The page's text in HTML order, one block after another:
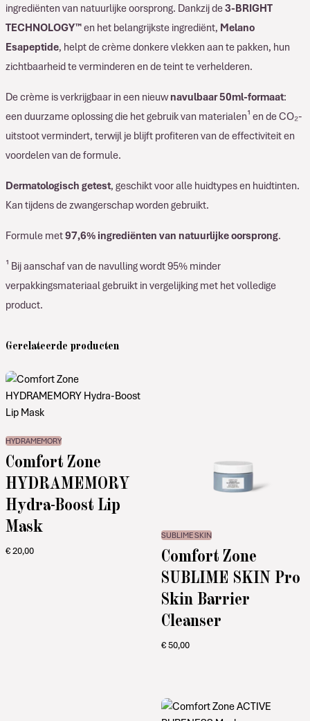
ingrediënten van natuurlijke oorsprong. Dankzij de3-BRIGHT
TECHNOLOGY™en het belangrijkste ingrediënt, Melano
Esapeptide, helpt de crème donkere vlekken aan te pakken, hun
zichtbaarheid te verminderen en de teint te verhelderen.
De crème is verkrijgbaar in een nieuwnavulbaar 50ml-formaat:
een duurzame oplossing die het gebruik van materialen¹ en de CO₂-
uitstoot vermindert, terwijl je blijft profiteren van de effectiviteit en
voordelen van de formule.
Dermatologisch getest, geschikt voor alle huidtypes en huidtinten.
Kan tijdens de zwangerschap worden gebruikt.
Formule met97,6% ingrediënten van natuurlijke oorsprong.
¹ Bij aanschaf van de navulling wordt 95% minder
verpakkingsmateriaal gebruikt in vergelijking met het volledige
product.
Gerelateerde producten
HYDRAMEMORY
Comfort Zone
HYDRAMEMORY
Hydra-Boost Lip
Mask
€20,00
SUBLIME SKIN
Comfort Zone
SUBLIME SKIN Pro
Skin Barrier
Cleanser
€50,00